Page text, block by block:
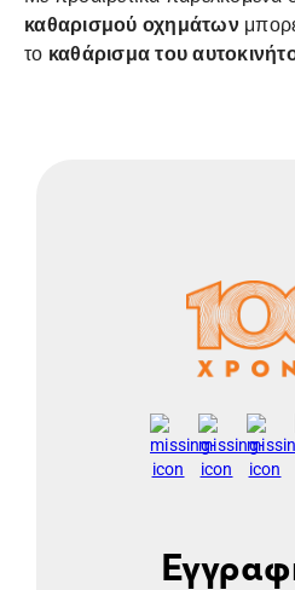
καθαρισμού οχημάτων
το καθάρισμα του